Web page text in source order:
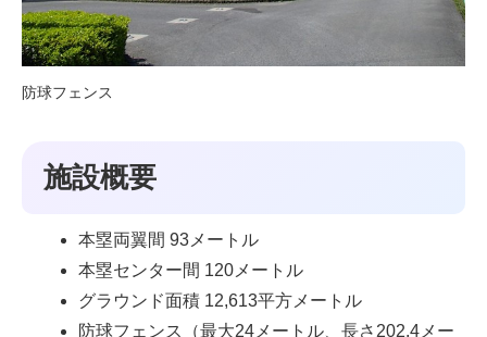
防球フェンス
施設概要
本塁両翼間 93メートル
本塁センター間 120メートル
グラウンド面積 12,613平方メートル
防球フェンス（最大24メートル、長さ202.4メー